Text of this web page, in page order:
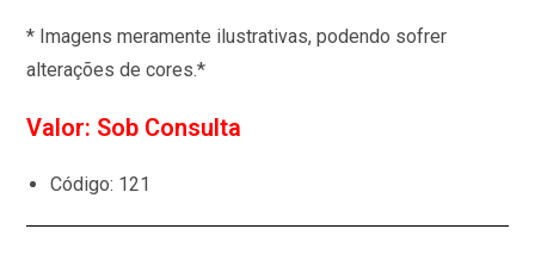
* Imagens meramente ilustrativas, podendo sofrer
alterações de cores.*
Valor: Sob Consulta
Código: 121